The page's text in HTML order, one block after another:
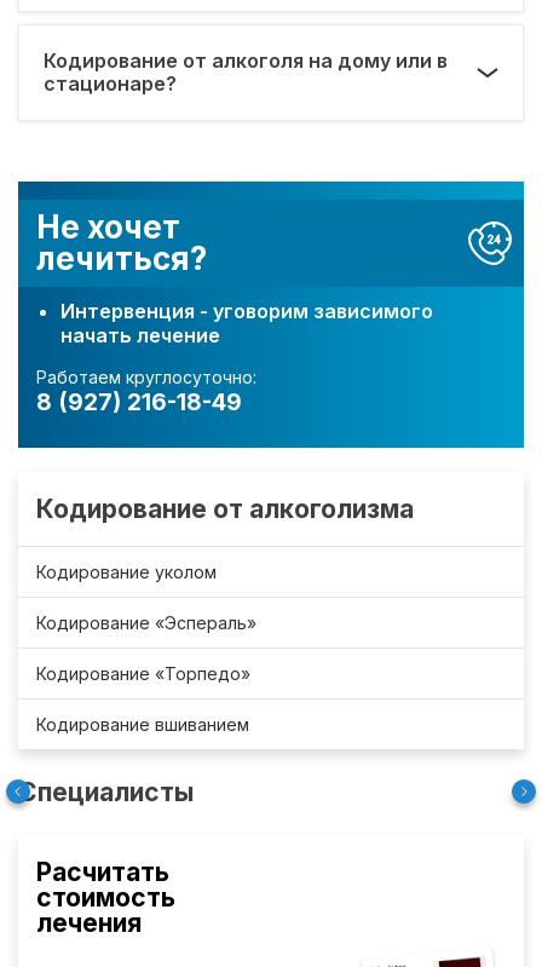
Не хочет
лечиться?
Интервенция - уговорим зависимого
начать лечение
Работаем круглосуточно:
8 (927) 216-18-49
Кодирование от алкоголизма
Кодирование уколом
Кодирование «Эспераль»
Кодирование «Торпедо»
Кодирование вшиванием
Специалисты
Расчитать
стоимость
лечения
Кодирование от алкоголя на дому или в
стационаре?